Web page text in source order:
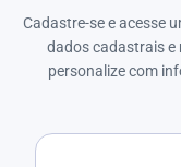
Cadastre-se e acesse
dados cadastrais e
personalize com